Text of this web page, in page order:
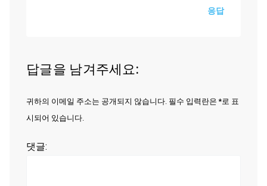
응답
답글을 남겨주세요:
귀하의 이메일 주소는 공개되지 않습니다. 필수 입력란은 *로 표
시되어 있습니다.
댓글: